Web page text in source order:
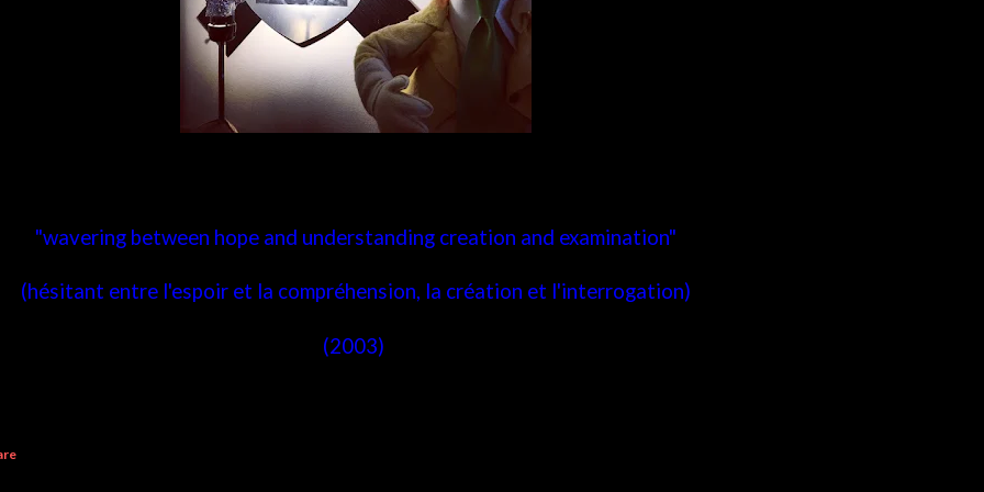
"wavering between hope and understanding creation and examination"
(hésitant entre l'espoir et la compréhension, la création et l'interrogation)
(2003)